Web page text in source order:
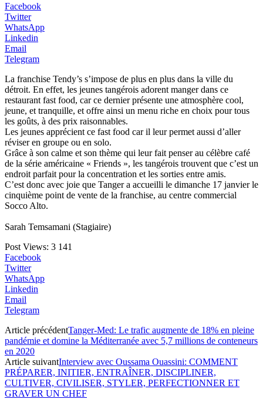
Facebook
Twitter
WhatsApp
Linkedin
Email
Telegram
La franchise Tendy’s s’impose de plus en plus dans la ville du
détroit. En effet, les jeunes tangérois adorent manger dans ce
restaurant fast food, car ce dernier présente une atmosphère cool,
jeune, et tranquille, et offre ainsi un menu riche en choix pour tous
les goûts, à des prix raisonnables.
Les jeunes apprécient ce fast food car il leur permet aussi d’aller
réviser en groupe ou en solo.
Grâce à son calme et son thème qui leur fait penser au célèbre café
de la série américaine « Friends », les tangérois trouvent que c’est un
endroit parfait pour la concentration et les sorties entre amis.
C’est donc avec joie que Tanger a accueilli le dimanche 17 janvier le
cinquième point de vente de la franchise, au centre commercial
Socco Alto.
Sarah Temsamani (Stagiaire)
Post Views: 3 141
Facebook
Twitter
WhatsApp
Linkedin
Email
Telegram
Article précédentTanger-Med: Le trafic augmente de 18% en pleine
pandémie et domine la Méditerranée avec 5,7 millions de conteneurs
en 2020
Article suivantInterview avec Oussama Ouassini: COMMENT
PRÉPARER, INITIER, ENTRAÎNER, DISCIPLINER,
CULTIVER, CIVILISER, STYLER, PERFECTIONNER ET
GRAVER UN CHEF